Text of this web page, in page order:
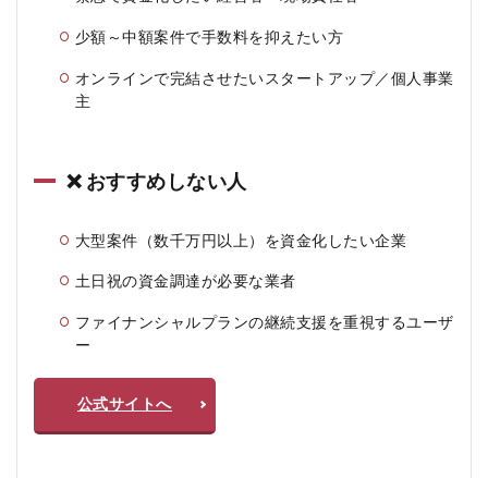
少額～中額案件で手数料を抑えたい方
オンラインで完結させたいスタートアップ／個人事業
主
❌ おすすめしない人
大型案件（数千万円以上）を資金化したい企業
土日祝の資金調達が必要な業者
ファイナンシャルプランの継続支援を重視するユーザ
ー
公式サイトへ